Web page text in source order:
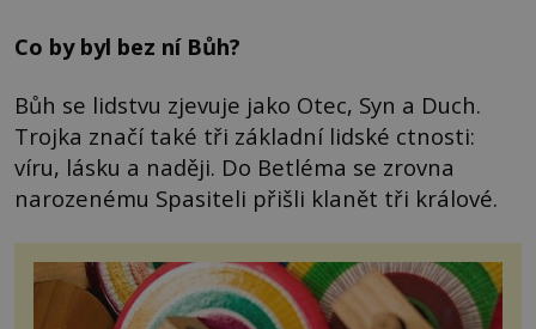
Co by byl bez ní Bůh?
Bůh se lidstvu zjevuje jako Otec, Syn a Duch.
Trojka značí také tři základní lidské ctnosti:
víru, lásku a naději. Do Betléma se zrovna
narozenému Spasiteli přišli klanět tři králové.